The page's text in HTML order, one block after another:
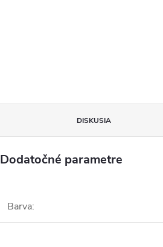
DISKUSIA
Dodatočné parametre
Barva: